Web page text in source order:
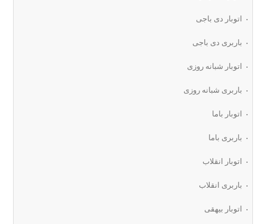
اتوبار دی باجی
باربری دی باجی
اتوبار شبانه روزی
باربری شبانه روزی
اتوبار باما
باربری باما
اتوبار انقلاب
باربری انقلاب
اتوبار بیهقی